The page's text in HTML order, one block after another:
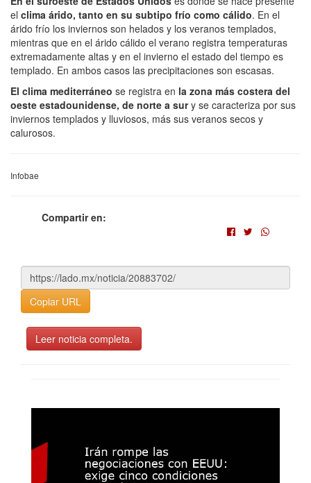
el clima árido, tanto en su subtipo frío como cálido. En el
árido frío los inviernos son helados y los veranos templados,
mientras que en el árido cálido el verano registra temperaturas
extremadamente altas y en el invierno el estado del tiempo es
templado. En ambos casos las precipitaciones son escasas.
El clima mediterráneo se registra en la zona más costera del
oeste estadounidense, de norte a sury se caracteriza por sus
inviernos templados y lluviosos, más sus veranos secos y
calurosos.
Infobae
Compartir en:
Copiar URL
Leer noticia completa.